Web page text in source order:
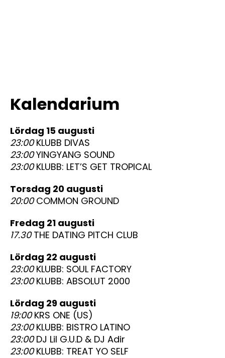
Kalendarium
lördag 15 augusti
23:00KLUBB DIVAS
23:00YINGYANG SOUND
23:00KLUBB: LET’S GET TROPICAL
torsdag 20 augusti
20:00COMMON GROUND
fredag 21 augusti
17.30THE DATING PITCH CLUB
lördag 22 augusti
23:00KLUBB: SOUL FACTORY
23:00KLUBB: ABSOLUT 2000
lördag 29 augusti
19:00KRS ONE (US)
23:00KLUBB: BISTRO LATINO
23:00DJ Lil G.U.D & DJ Adir
23:00KLUBB: TREAT YO SELF